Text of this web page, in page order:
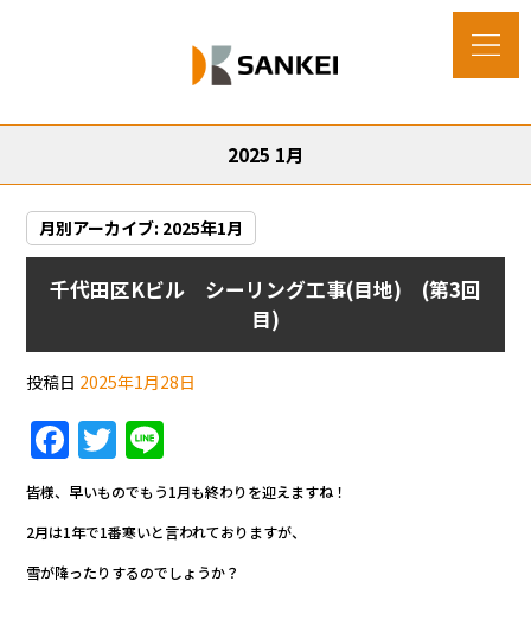
2025 1月
月別アーカイブ: 2025年1月
千代田区Kビル シーリング工事(目地) (第3回
目)
投稿日 2025年1月28日
F
a
c
e
b
T
w
itt
er
n
e
皆様、早いものでもう1月も終わりを迎えますね！
2月は1年で1番寒いと言われておりますが、
雪が降ったりするのでしょうか？